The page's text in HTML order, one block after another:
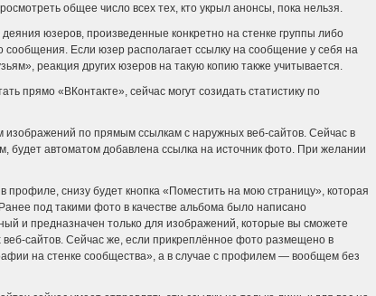
общее число всех тех, кто укрыл анонсы, пока нельзя.
юзеров, произведенные конкретно на стенке группы либо
сообщения. Если юзер располагает ссылку на сообщение у себя на
реакция других юзеров на такую копию также учитывается.
прямо «ВКонтакте», сейчас могут созидать статистику по
изображений по прямым ссылкам с наружных веб-сайтов. Сейчас в
будет автоматом добавлена ссылка на источник фото. При желании
профиле, снизу будет кнопка «Поместить на мою страницу», которая
под такими фото в качестве альбома было написано
и предназначен только для изображений, которые вы сможете
сайтов. Сейчас же, если прикреплённое фото размещено в
на стенке сообщества», а в случае с профилем — вообщем без